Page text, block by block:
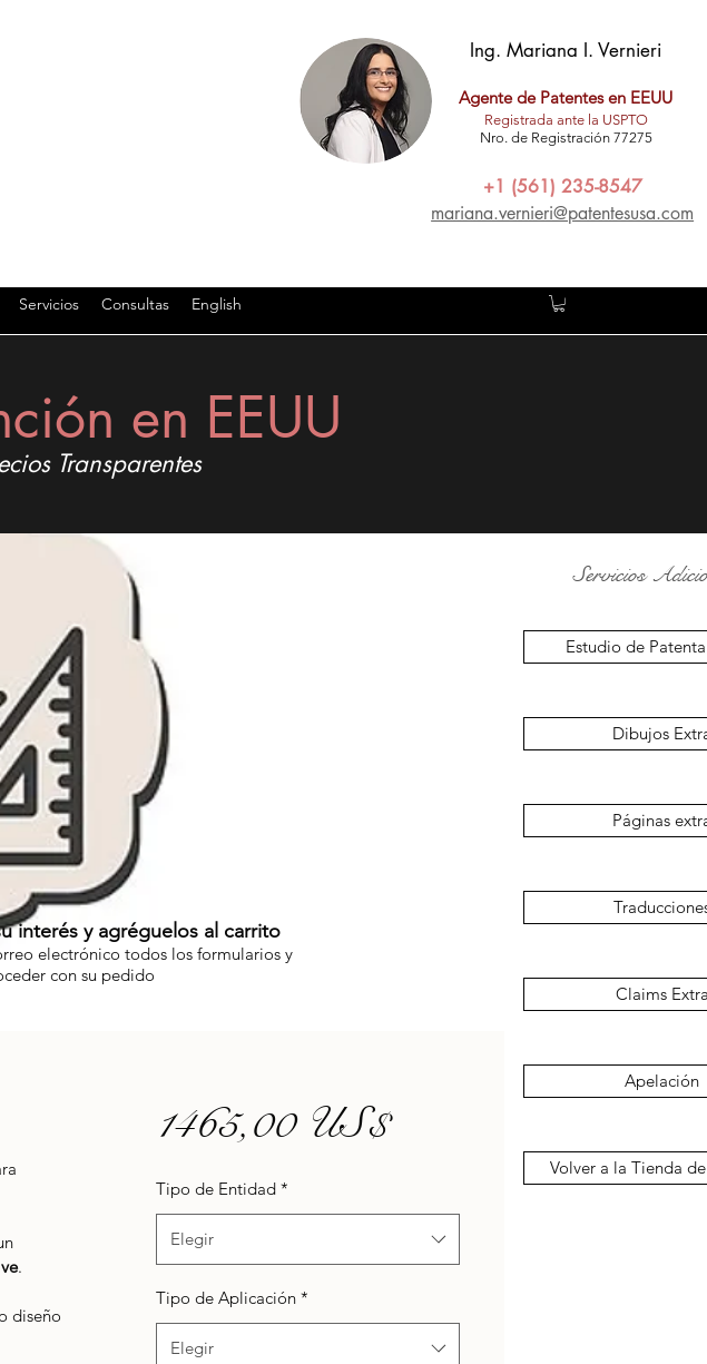
Servicios Consultas English
Ing. Mariana I. Vernieri
Agente de Patentes en EEUU
Registrada ante la USPTO
Nro. de Registración 77275
+1 (561) 235-8547
mariana.vernieri@patentesusa.com
.
diseño
1465,00 US$Precio
Tipo de Entidad *
Elegir
Tipo de Aplicación *
Elegir
en EEUU
Transparentes
interés y agréguelos al carrito
electrónico todos los formularios y
con su pedido
Servicios
Estudio de
Dibujos
Páginas
Claims
Apelación
Volver a la Tienda